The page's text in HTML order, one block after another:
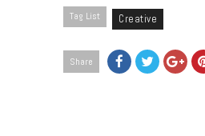
Tag List Creative
Share